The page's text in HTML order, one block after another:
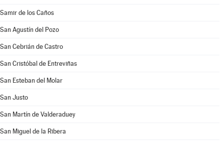
Samir de los Caños
San Agustín del Pozo
San Cebrián de Castro
San Cristóbal de Entreviñas
San Esteban del Molar
San Justo
San Martín de Valderaduey
San Miguel de la Ribera